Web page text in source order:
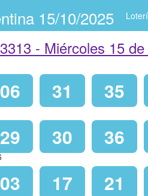
15/10/2025
- Miércoles 15
06 31 35
29 30 36
03 17 21